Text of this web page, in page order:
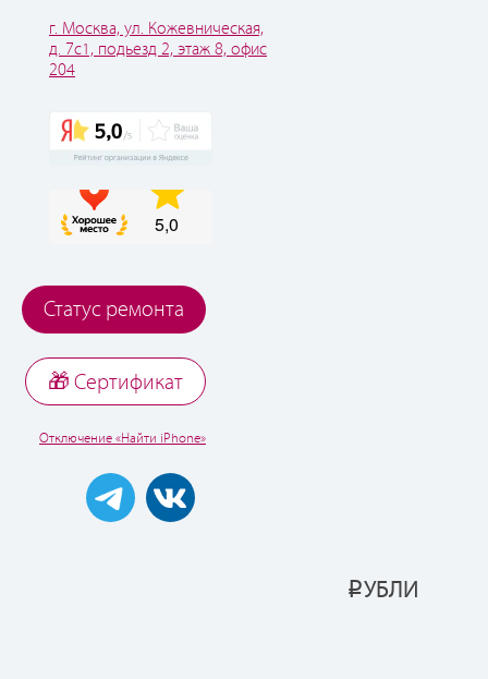
г. Москва, ул. Кожевническая,
д. 7с1, подьезд 2, этаж 8, офис
204
Статус ремонта
🎁 Cертификат
Отключение «Найти iPhone»
РУБЛИ